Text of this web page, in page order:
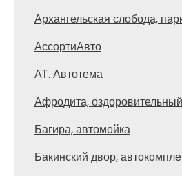
Архангельская слобода,
АссортиАвто
АТ. Автотема
Афродита,
Багира, автомойка
Бакинский двор,